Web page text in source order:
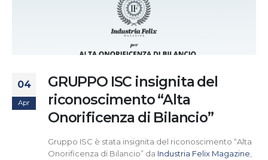
04
Apr
GRUPPO ISC insignita del
riconoscimento “Alta
Onorificenza di Bilancio”
Gruppo ISC è stata insignita del riconoscimento “Alta
Onorificenza di Bilancio” da Industria Felix Magazine